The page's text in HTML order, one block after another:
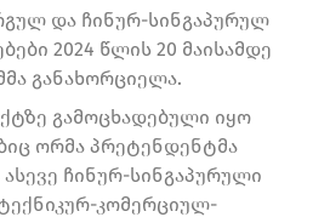
და ჩინურ-სინგაპურულ
2024 წლის 20 მაისამდე
განახორციელა.
გამოცხადებული იყო
ორმა პრეტენდენტმა
ჩინურ-სინგაპურული
კომერციულ-